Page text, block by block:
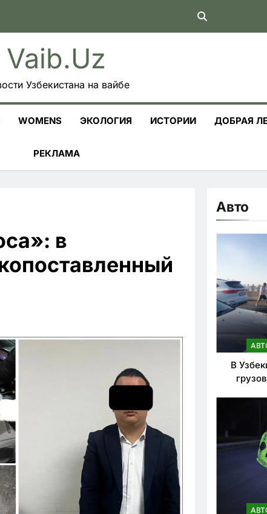
Vaib.uz
Узбекистана на вайбе
WOMENS ЭКОЛОГИЯ ИСТОРИИ ДОБРАЯ
РЕКЛАМА
в
Авто
В